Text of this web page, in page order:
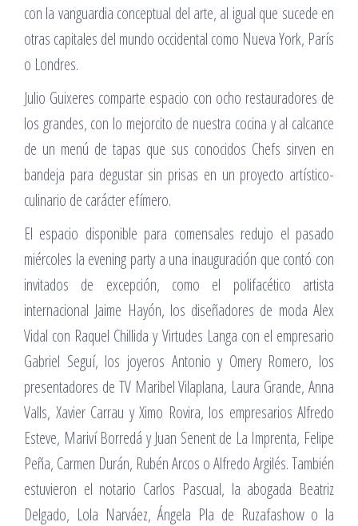
con la vanguardia conceptual del arte, al igual que sucede en
otras capitales del mundo occidental como Nueva York, París
o Londres.
Julio Guixeres comparte espacio con ocho restauradores de
los grandes, con lo mejorcito de nuestra cocina y al calcance
de un menú de tapas que sus conocidos Chefs sirven en
bandeja para degustar sin prisas en un proyecto artístico-
culinario de carácter efímero.
El espacio disponible para comensales redujo el pasado
miércoles la evening party a una inauguración que contó con
invitados de excepción, como el polifacético artista
internacional Jaime Hayón, los diseñadores de moda Alex
Vidal con Raquel Chillida y Virtudes Langa con el empresario
Gabriel Seguí, los joyeros Antonio y Omery Romero, los
presentadores de TV Maribel Vilaplana, Laura Grande, Anna
Valls, Xavier Carrau y Ximo Rovira, los empresarios Alfredo
Esteve, Mariví Borredá y Juan Senent de La Imprenta, Felipe
Peña, Carmen Durán, Rubén Arcos o Alfredo Argilés. También
estuvieron el notario Carlos Pascual, la abogada Beatriz
Delgado, Lola Narváez, Ángela Pla de Ruzafashow o la